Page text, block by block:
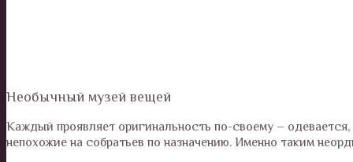
Необычный музей вещей
Каждый проявляет оригинальность по-своему –
непохожие на собратьев по назначению. Именно таким